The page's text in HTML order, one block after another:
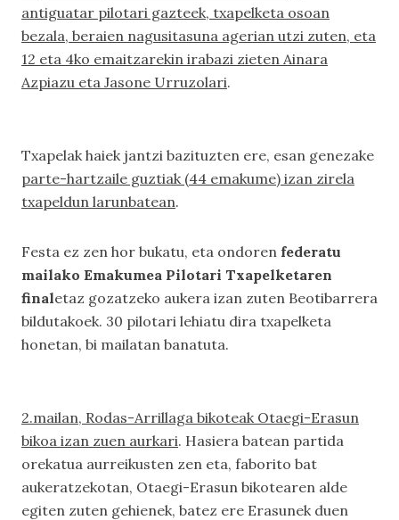
antiguatar pilotari gazteek, txapelketa osoan
bezala, beraien nagusitasuna agerian utzi zuten, eta
12 eta 4ko emaitzarekin irabazi zieten Ainara
Azpiazu eta Jasone Urruzolari.
Txapelak haiek jantzi bazituzten ere, esan genezake
parte-hartzaile guztiak (44 emakume) izan zirela
txapeldun larunbatean.
Festa ez zen hor bukatu, eta ondoren federatu
mailako Emakumea Pilotari Txapelketaren
finaletaz gozatzeko aukera izan zuten Beotibarrera
bildutakoek. 30 pilotari lehiatu dira txapelketa
honetan, bi mailatan banatuta.
2.mailan, Rodas-Arrillaga bikoteak Otaegi-Erasun
bikoa izan zuen aurkari. Hasiera batean partida
orekatua aurreikusten zen eta, faborito bat
aukeratzekotan, Otaegi-Erasun bikotearen alde
egiten zuten gehienek, batez ere Erasunek duen